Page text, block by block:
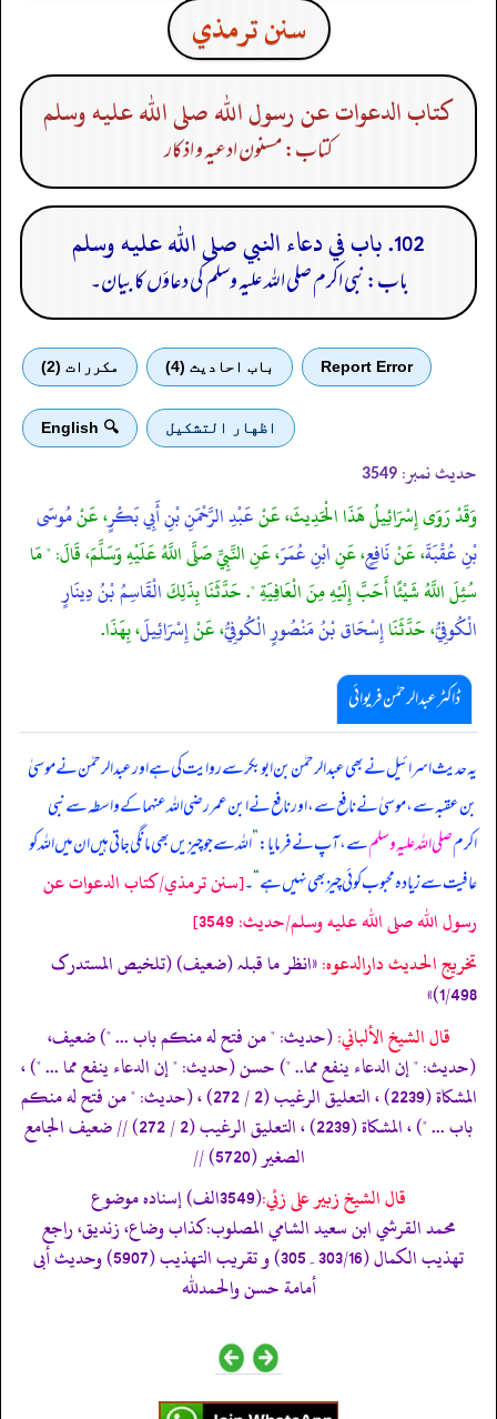
سنن ترمذي
كتاب الدعوات عن رسول الله صلى الله عليه وسلم
کتاب: مسنون ادعیہ و اذکار
102. باب في دعاء النبي صلى الله عليه وسلم
باب: نبی اکرم صلی الله علیہ وسلم کی دعاؤں کا بیان۔
Report Error باب احادیث (4) مكررات (2)
اظهار التشكيل 🔍 English
حدیث نمبر: 3549
وَقَدْ رَوَى إِسْرَائِيلُ هَذَا الْحَدِيثَ، عَنْعَبْدِ الرَّحْمَنِ بْنِ أَبِي بَكْرٍ، عَنْمُوسَى
بْنِ عُقْبَةَ، عَنْنَافِعٍ، عَنِابْنِ عُمَرَ، عَنِ النَّبِيِّ صَلَّى اللَّهُ عَلَيْهِ وَسَلَّمَ، قَالَ: " مَا
سُئِلَ اللَّهُ شَيْئًا أَحَبَّ إِلَيْهِ مِنَ الْعَافِيَةِ ". حَدَّثَنَا بِذَلِكَالْقَاسِمُ بْنُ دِينَارٍ
الْكُوفِيُّ، حَدَّثَنَاإِسْحَاق بْنُ مَنْصُورٍ الْكُوفِيُّ، عَنْإِسْرَائِيلَ، بِهَذَا.
ڈاکٹر عبدالرحمٰن فریوائی
یہ حدیث اسرائیل نے بھیعبدالرحمٰن بن ابوبکر سے روایت کی ہے اور عبدالرحمٰن نے موسیٰ
بن عقبہ سے، موسیٰ نے نافع سے، اور نافع نے ابن عمر رضی الله عنہما کے واسطہ سے نبی
اکرمصلی اللہ علیہ وسلمسے، آپ نے فرمایا:”اللہ سے جو چیزیں بھی مانگی جاتی ہیں ان میں اللہ کو
عافیت سے زیادہ محبوب کوئی چیز بھی نہیں ہے“۔[سنن ترمذي/كتاب الدعوات عن
رسول الله صلى الله عليه وسلم/حدیث: 3549]
تخریج الحدیث دارالدعوہ:«انظر ما قبلہ (ضعیف) (تلخیص المستدرک
1/498)»
قال الشيخ الألباني:(حديث: " من فتح له منكم باب ... ") ضعيف،
(حديث: " إن الدعاء ينفع مما.. ") حسن (حديث: " إن الدعاء ينفع مما ... ") ،
المشكاة (2239) ، التعليق الرغيب (2 / 272) ، (حديث: " من فتح له منكم
باب ... ") ، المشكاة (2239) ، التعليق الرغيب (2 / 272) // ضعيف الجامع
الصغير (5720) //
قال الشيخ زبير على زئي:(3549الف) إسناده موضوع
محمد القرشي ابن سعيد الشامي المصلوب:كذاب وضاع، زنديق، راجع
تهذيب الكمال (303/16۔305) و تقريب التهذيب (5907) وحديث أبى
أمامة حسن والحمدلله